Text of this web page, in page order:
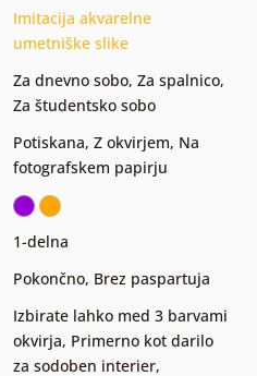
Imitacija akvarelne
umetniške slike
Za dnevno sobo, Za spalnico,
Za študentsko sobo
Potiskana, Z okvirjem, Na
fotografskem papirju
1-delna
Pokončno, Brez paspartuja
Izbirate lahko med 3 barvami
okvirja, Primerno kot darilo
za sodoben interier,